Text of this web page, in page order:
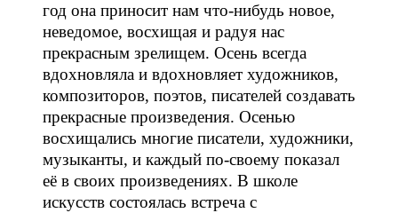
год она приносит нам что-нибудь новое,
неведомое, восхищая и радуя нас
прекрасным зрелищем. Осень всегда
вдохновляла и вдохновляет художников,
композиторов, поэтов, писателей создавать
прекрасные произведения. Осенью
восхищались многие писатели, художники,
музыканты, и каждый по-своему показал
её в своих произведениях. В школе
искусств состоялась встреча с